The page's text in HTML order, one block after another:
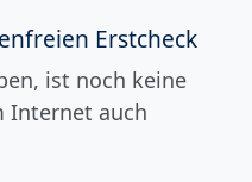
Erstcheck
ist noch keine
Internet auch